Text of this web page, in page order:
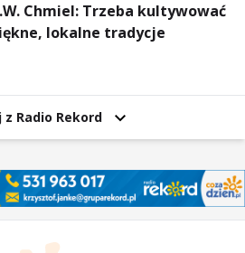
Chmiel: Trzeba kultywować
lokalne tradycje
z Radio Rekord